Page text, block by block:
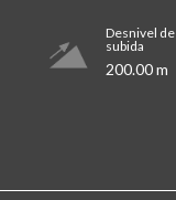
Desnivel de
subida
200.00 m